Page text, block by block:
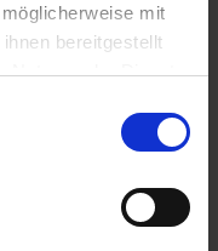
mit
bereitgestellt
Nutzung der Dienste
weiterhin nutzen.
Krauser